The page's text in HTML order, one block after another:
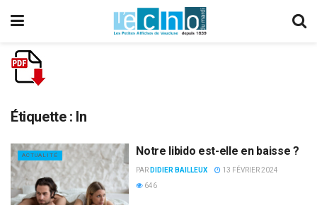
Étiquette : In
ACTUALITÉ Notre libido est-elle en baisse ?
PAR DIDIER BAILLEUX
13 FÉVRIER 2024
646